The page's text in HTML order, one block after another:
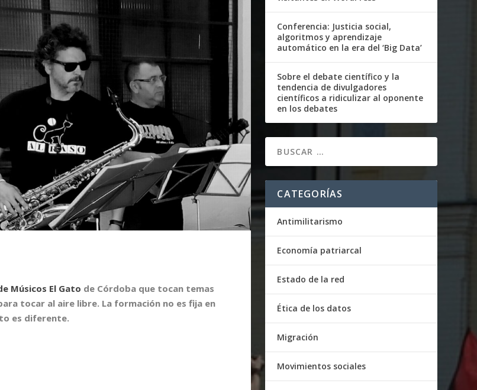
Músicos El Gato de Córdoba que tocan temas
tocar al aire libre. La formación no es fija en
es diferente.
Conferencia: Justicia social,
algoritmos y aprendizaje
automático en la era del ‘Big Data’
Sobre el debate científico y la
tendencia de divulgadores
científicos a ridiculizar al oponente
en los debates
CATEGORÍAS
Antimilitarismo
Economía patriarcal
Estado de la red
Ética de los datos
Migración
Movimientos sociales